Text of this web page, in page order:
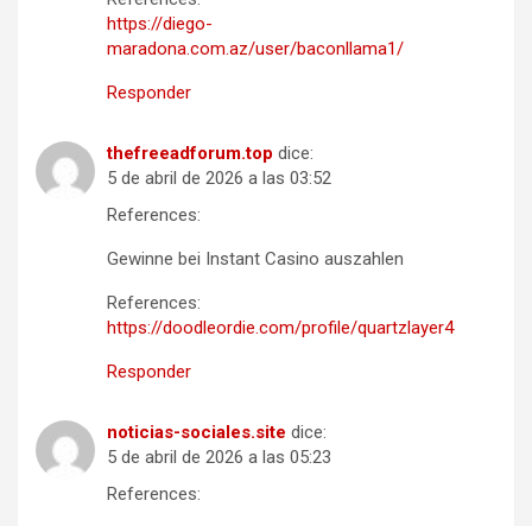
https://diego-
maradona.com.az/user/baconllama1/
Responder
thefreeadforum.top dice:
5 de abril de 2026 a las 03:52
References:
Gewinne bei Instant Casino auszahlen
References:
https://doodleordie.com/profile/quartzlayer4
Responder
noticias-sociales.site dice:
5 de abril de 2026 a las 05:23
References: